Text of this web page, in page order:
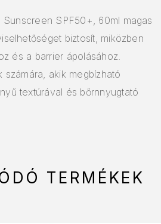
SPF50+, 60ml magas
biztosít, miközben
és a barrier ápolásához.
számára, akik megbízható
textúrával és bőrnnyugtató
TERMÉKEK